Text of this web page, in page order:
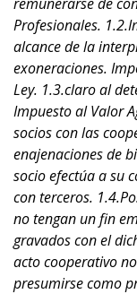
Profesionales.
alcance de la
exoneraciones.
Ley. 1.3.claro al
Impuesto al Valor
socios con las
enajenaciones de
socio efectúa a su
con terceros.
no tengan un fin
gravados con el
acto cooperativo
presumirse como